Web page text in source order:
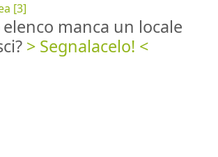
[3]
manca un locale
> Segnalacelo! <